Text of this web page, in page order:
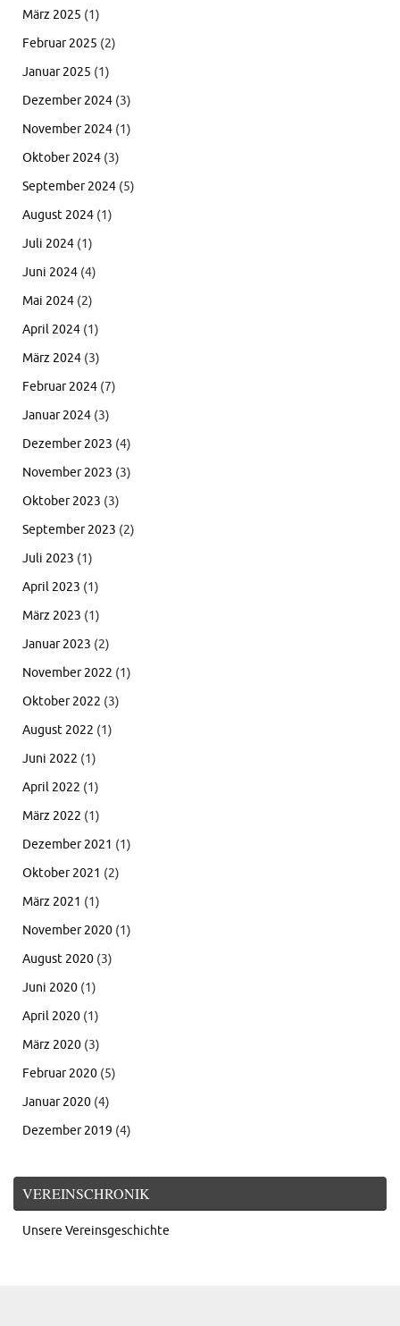
März 2025 (1)
Februar 2025 (2)
Januar 2025 (1)
Dezember 2024 (3)
November 2024 (1)
Oktober 2024 (3)
September 2024 (5)
August 2024 (1)
Juli 2024 (1)
Juni 2024 (4)
Mai 2024 (2)
April 2024 (1)
März 2024 (3)
Februar 2024 (7)
Januar 2024 (3)
Dezember 2023 (4)
November 2023 (3)
Oktober 2023 (3)
September 2023 (2)
Juli 2023 (1)
April 2023 (1)
März 2023 (1)
Januar 2023 (2)
November 2022 (1)
Oktober 2022 (3)
August 2022 (1)
Juni 2022 (1)
April 2022 (1)
März 2022 (1)
Dezember 2021 (1)
Oktober 2021 (2)
März 2021 (1)
November 2020 (1)
August 2020 (3)
Juni 2020 (1)
April 2020 (1)
März 2020 (3)
Februar 2020 (5)
Januar 2020 (4)
Dezember 2019 (4)
VEREINSCHRONIK
Unsere Vereinsgeschichte